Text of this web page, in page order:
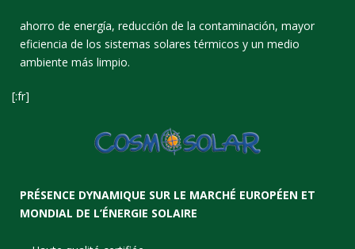
ahorro de energía, reducción de la contaminación, mayor
eficiencia de los sistemas solares térmicos y un medio
ambiente más limpio.
[:fr]
PRÉSENCE DYNAMIQUE SUR LE MARCHÉ EUROPÉEN ET
MONDIAL DE L’ÉNERGIE SOLAIRE